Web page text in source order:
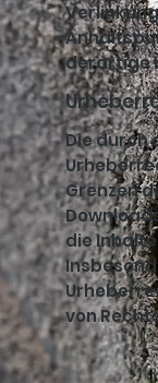
derartige
Die durch
Grenzen
die
von